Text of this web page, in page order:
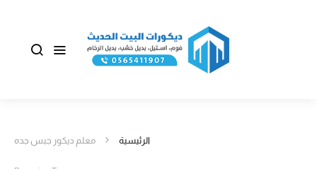
الرئيسية معلم ديكور جبس جده